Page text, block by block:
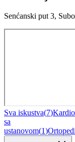
Senćanski put 3,
Sva iskustva(7)
sa
ustanovom(1)